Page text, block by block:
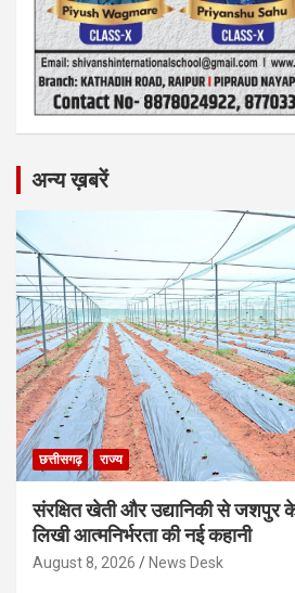
अन्य ख़बरें
छत्तीसगढ़ राज्य
संरक्षित खेती और उद्यानिकी से जशपुर
लिखी आत्मनिर्भरता की नई कहानी
August 8, 2026 News Desk